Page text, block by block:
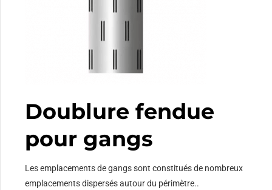
Doublure fendue
pour gangs
Les emplacements de gangs sont constitués de nombreux
emplacements dispersés autour du périmètre..